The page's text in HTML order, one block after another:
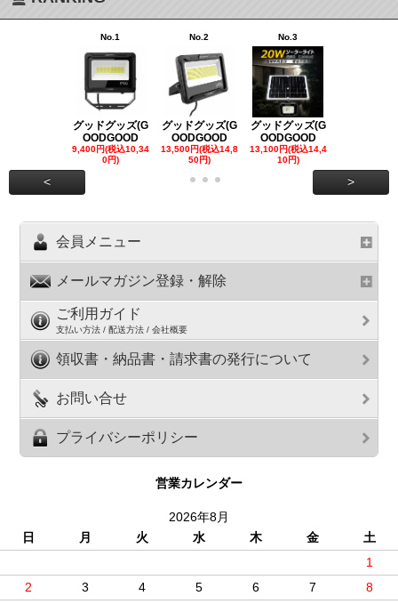
No.1
グッドグッズ(G
OODGOOD
9,400円(税込10,34
0円)
No.2
グッドグッズ(G
OODGOOD
13,500円(税込14,8
50円)
No.3
グッドグッズ(G
OODGOOD
13,100円(税込14,4
10円)
< >
会員メニュー
メールマガジン登録・解除
ご利用ガイド
支払い方法 / 配送方法 / 会社概要
領収書・納品書・請求書の発行について
お問い合せ
プライバシーポリシー
営業カレンダー
2026年8月
日
月 火 水 木 金
土
1
2
3 4 5 6 7 8